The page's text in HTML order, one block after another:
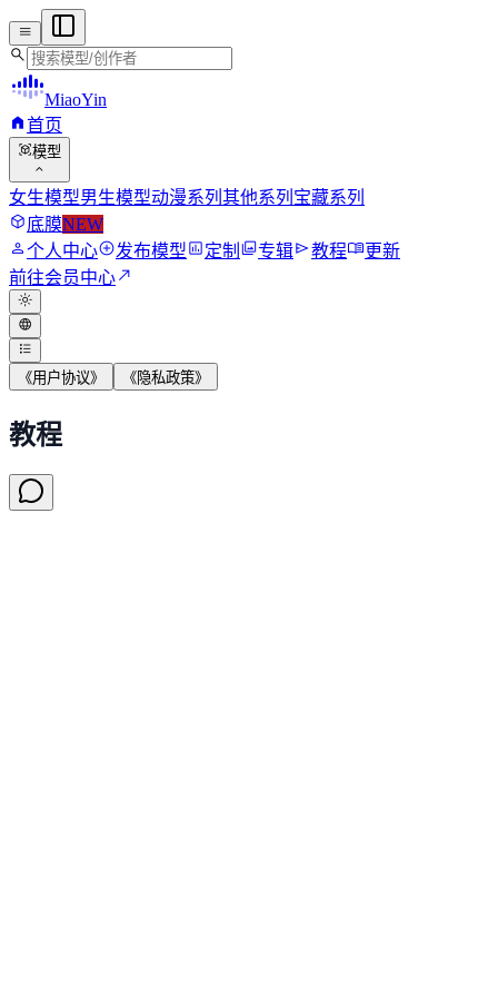
menu
search
MiaoYin
home首页
view_in_ar模型
expand_more
女生模型男生模型动漫系列 其他系列 宝藏系列
deployed_code底膜NEW
person个人中心add_circle发布模型assessment定制 photo_library专辑send教程menu_book更新
前往会员中心north_east
light_mode
language
format_list_bulleted
《用户协议》 《隐私政策》
教程